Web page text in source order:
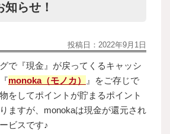
らせ！
投稿日： 2022年9月1日
で『現金』が戻ってくるキャッシ
monoka（モノカ）
』をご存じで
をしてポイントが貯まるポイント
ますが、monokaは現金が還元され
ビスです♪